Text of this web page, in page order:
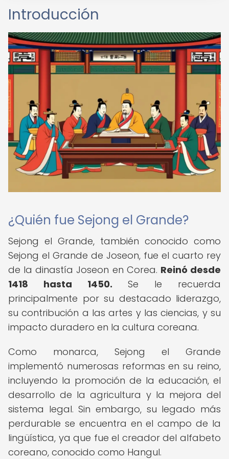
Introducción
¿Quién fue Sejong el Grande?
Sejong el Grande, también conocido como
Sejong el Grande de Joseon, fue el cuarto rey
de la dinastía Joseon en Corea. Reinó desde
1418 hasta 1450. Se le recuerda
principalmente por su destacado liderazgo,
su contribución a las artes y las ciencias, y su
impacto duradero en la cultura coreana.
Como monarca, Sejong el Grande
implementó numerosas reformas en su reino,
incluyendo la promoción de la educación, el
desarrollo de la agricultura y la mejora del
sistema legal. Sin embargo, su legado más
perdurable se encuentra en el campo de la
lingüística, ya que fue el creador del alfabeto
coreano, conocido como Hangul.